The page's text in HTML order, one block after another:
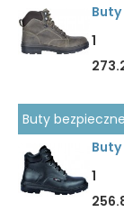
Buty
1
Buty bezpieczne
Buty
1